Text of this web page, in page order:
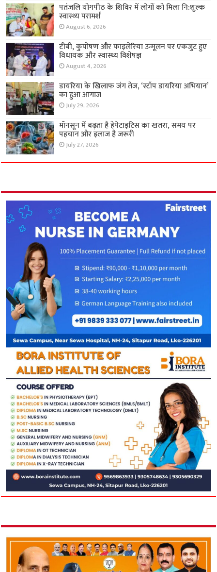
पतंजलि योगपीठ के शिविर में लोगों को मिला नि:शुल्क
स्वास्थ्य परामर्श
August 6, 2026
टीबी, कुपोषण और फाइलेरिया उन्मूलन पर एकजुट हुए
विधायक और स्वास्थ्य विशेषज्ञ
August 4, 2026
डायरिया के खिलाफ जंग तेज, ‘स्टॉप डायरिया अभियान’
का हुआ आगाज
July 29, 2026
मॉनसून में बढ़ता है हेपेटाइटिस का खतरा, समय पर
पहचान और इलाज है जरूरी
July 27, 2026